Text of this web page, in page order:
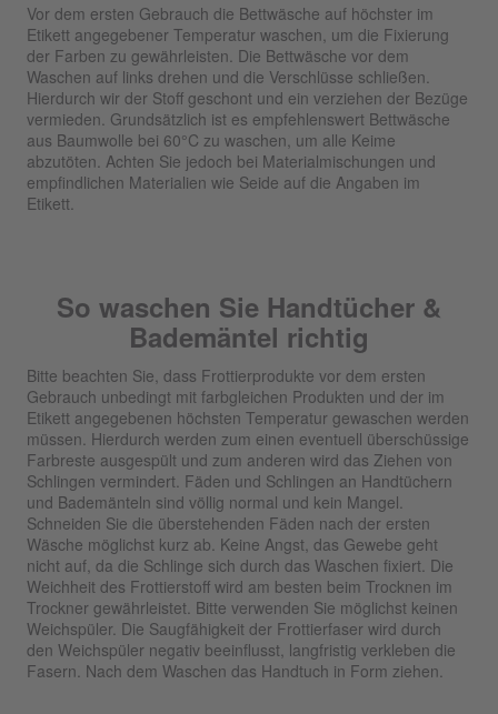
Vor dem ersten Gebrauch die Bettwäsche auf höchster im
Etikett angegebener Temperatur waschen, um die Fixierung
der Farben zu gewährleisten. Die Bettwäsche vor dem
Waschen auf links drehen und die Verschlüsse schließen.
Hierdurch wir der Stoff geschont und ein verziehen der Bezüge
vermieden. Grundsätzlich ist es empfehlenswert Bettwäsche
aus Baumwolle bei 60°C zu waschen, um alle Keime
abzutöten. Achten Sie jedoch bei Materialmischungen und
empfindlichen Materialien wie Seide auf die Angaben im
Etikett.
So waschen Sie Handtücher &
Bademäntel richtig
Bitte beachten Sie, dass Frottierprodukte vor dem ersten
Gebrauch unbedingt mit farbgleichen Produkten und der im
Etikett angegebenen höchsten Temperatur gewaschen werden
müssen. Hierdurch werden zum einen eventuell überschüssige
Farbreste ausgespült und zum anderen wird das Ziehen von
Schlingen vermindert. Fäden und Schlingen an Handtüchern
und Bademänteln sind völlig normal und kein Mangel.
Schneiden Sie die überstehenden Fäden nach der ersten
Wäsche möglichst kurz ab. Keine Angst, das Gewebe geht
nicht auf, da die Schlinge sich durch das Waschen fixiert. Die
Weichheit des Frottierstoff wird am besten beim Trocknen im
Trockner gewährleistet. Bitte verwenden Sie möglichst keinen
Weichspüler. Die Saugfähigkeit der Frottierfaser wird durch
den Weichspüler negativ beeinflusst, langfristig verkleben die
Fasern. Nach dem Waschen das Handtuch in Form ziehen.